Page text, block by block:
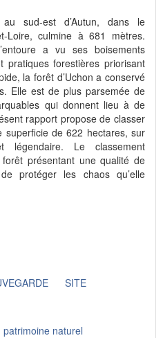
sud-est d’Autun, dans le
Loire, culmine à 681 mètres.
a vu ses boisements
pratiques forestières priorisant
la forêt d’Uchon a conservé
Elle est de plus parsemée de
qui donnent lieu à de
rapport propose de classer
de 622 hectares, sur
légendaire. Le classement
présentant une qualité de
protéger les chaos qu’elle
SITE
patrimoine naturel